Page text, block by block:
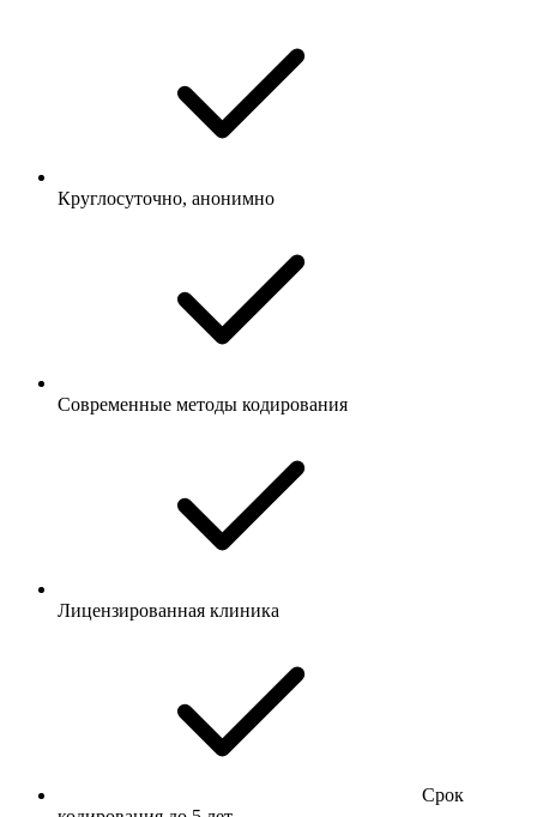
Круглосуточно, анонимно
Современные методы кодирования
Лицензированная клиника
Срок